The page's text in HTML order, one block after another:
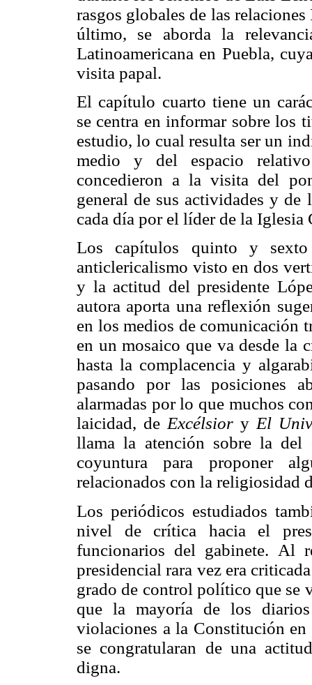
rasgos globales de las
último, se aborda la
Latinoamericana en Puebla,
visita papal.
El capítulo cuarto tiene un
se centra en informar sobre los
estudio, lo cual resulta ser un
medio y del espacio
concedieron a la visita del
general de sus actividades y de
cada día por el líder de la Iglesia
Los capítulos quinto y
anticlericalismo visto en dos
y la actitud del presidente
autora aporta una reflexión
en los medios de comunicación
en un mosaico que va desde la
hasta la complacencia y
pasando por las posiciones
alarmadas por lo que muchos
laicidad, deExcélsior yEl
llama la atención sobre la
coyuntura para proponer
relacionados con la religiosidad
Los periódicos estudiados
nivel de crítica hacia el
funcionarios del gabinete. Al
presidencial rara vez era
grado de control político que se
que la mayoría de los
violaciones a la Constitución
se congratularan de una
digna.